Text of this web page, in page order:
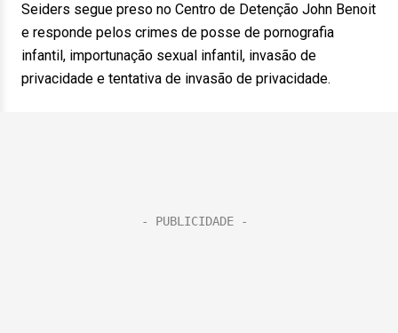
Seiders segue preso no Centro de Detenção John Benoit
e responde pelos crimes de posse de pornografia
infantil, importunação sexual infantil, invasão de
privacidade e tentativa de invasão de privacidade.